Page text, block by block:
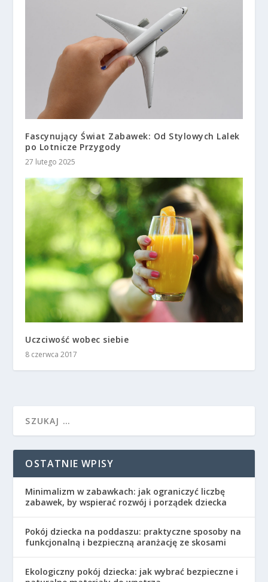
Fascynujący Świat Zabawek: Od Stylowych Lalek
po Lotnicze Przygody
27 lutego 2025
Uczciwość wobec siebie
8 czerwca 2017
OSTATNIE WPISY
Minimalizm w zabawkach: jak ograniczyć liczbę
zabawek, by wspierać rozwój i porządek dziecka
Pokój dziecka na poddaszu: praktyczne sposoby na
funkcjonalną i bezpieczną aranżację ze skosami
Ekologiczny pokój dziecka: jak wybrać bezpieczne i